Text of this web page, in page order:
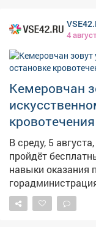
мест для
безопасности
Кузбасса: https://
4
Кемеровчан
кровотечения
В среду, 5
пройдёт
навыки оказания
горадминистрация. – На занятии
отработают
при